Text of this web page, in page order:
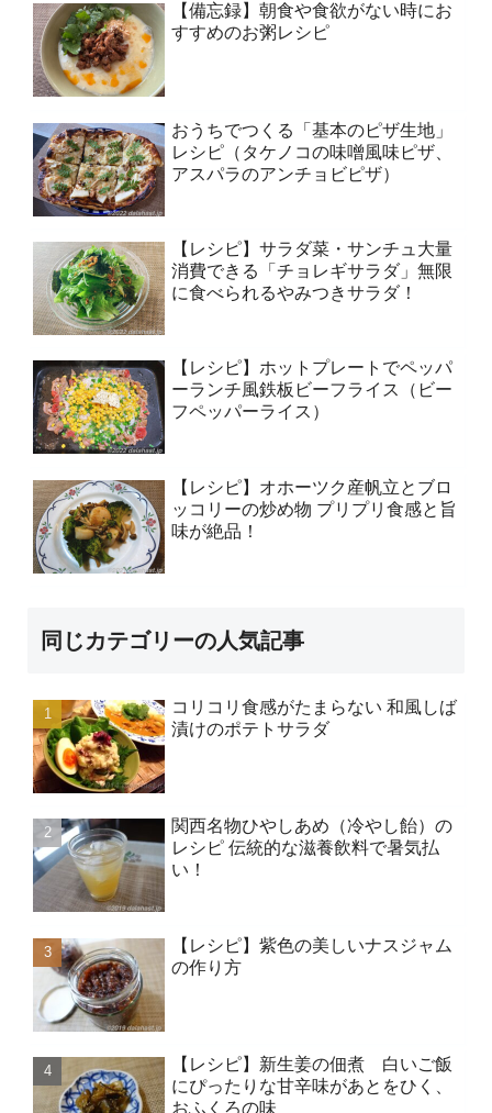
【備忘録】朝食や食欲がない時にお
すすめのお粥レシピ
おうちでつくる「基本のピザ生地」
レシピ（タケノコの味噌風味ピザ、
アスパラのアンチョビピザ）
【レシピ】サラダ菜・サンチュ大量
消費できる「チョレギサラダ」無限
に食べられるやみつきサラダ！
【レシピ】ホットプレートでペッパ
ーランチ風鉄板ビーフライス（ビー
フペッパーライス）
【レシピ】オホーツク産帆立とブロ
ッコリーの炒め物 プリプリ食感と旨
味が絶品！
同じカテゴリーの人気記事
コリコリ食感がたまらない 和風しば
漬けのポテトサラダ
関西名物ひやしあめ（冷やし飴）の
レシピ 伝統的な滋養飲料で暑気払
い！
【レシピ】紫色の美しいナスジャム
の作り方
【レシピ】新生姜の佃煮 白いご飯
にぴったりな甘辛味があとをひく、
おふくろの味